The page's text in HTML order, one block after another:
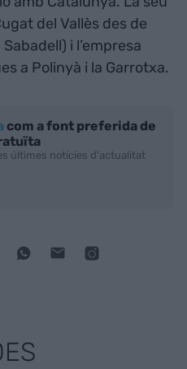
del Vallès des de
i l’empresa
a Polinyà i la Garrotxa.
com a font preferida de
últimes notícies d'actualitat